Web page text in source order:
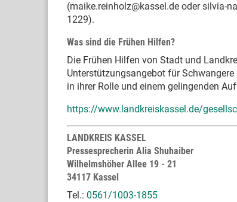
(maike.reinholz@kassel.de oder silvia-
1229).
Was sind die Frühen Hilfen?
Die Frühen Hilfen von Stadt und
Unterstützungsangebot für
in ihrer Rolle und einem gelingenden
https://www.landkreiskassel.de/
LANDKREIS KASSEL
Pressesprecherin Alia Shuhaiber
Wilhelmshöher Allee 19 - 21
34117 Kassel
Tel.: 0561/1003-1855